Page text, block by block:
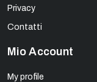
Privacy
Contatti
Mio Account
My profile